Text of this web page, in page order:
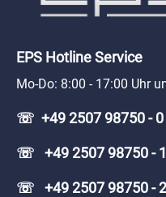
EPS Hotline Service
Mo-Do: 8:00 - 17:00 Uhr
☏ +49 2507 98750 -
☏ +49 2507 98750 -
☏ +49 2507 98750 -